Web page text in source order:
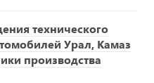
технического
Урал, Камаз
производства